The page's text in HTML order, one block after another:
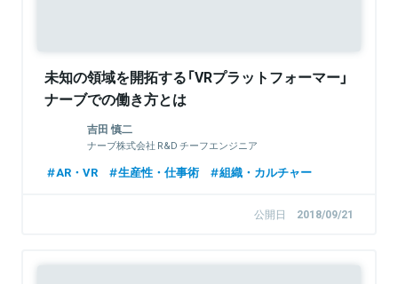
未知の領域を開拓する「VRプラットフォーマー」
ナーブでの働き方とは
吉田 慎二
ナーブ株式会社 R&D チーフエンジニア
AR・VR 生産性・仕事術 組織・カルチャー
公開日 2018/09/21